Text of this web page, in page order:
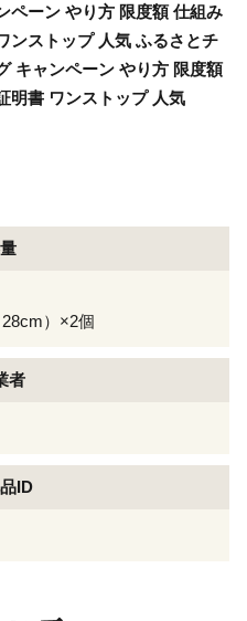
ペーン やり方 限度額 仕組み
ンストップ 人気 ふるさとチ
キャンペーン やり方 限度額
明書 ワンストップ 人気
）×2個
者
ID